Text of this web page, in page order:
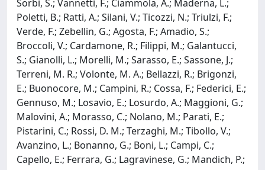
Sorbi, S.; Vannetti, F.; Ciammola, A.; Maderna, L.;
Poletti, B.; Ratti, A.; Silani, V.; Ticozzi, N.; Triulzi, F.;
Verde, F.; Zebellin, G.; Agosta, F.; Amadio, S.;
Broccoli, V.; Cardamone, R.; Filippi, M.; Galantucci,
S.; Gianolli, L.; Morelli, M.; Sarasso, E.; Sassone, J.;
Terreni, M. R.; Volonte, M. A.; Bellazzi, R.; Brigonzi,
E.; Buonocore, M.; Campini, R.; Cossa, F.; Federici, E.;
Gennuso, M.; Losavio, E.; Losurdo, A.; Maggioni, G.;
Malovini, A.; Morasso, C.; Nolano, M.; Parati, E.;
Pistarini, C.; Rossi, D. M.; Terzaghi, M.; Tibollo, V.;
Avanzino, L.; Bonanno, G.; Boni, L.; Campi, C.;
Capello, E.; Ferrara, G.; Lagravinese, G.; Mandich, P.;